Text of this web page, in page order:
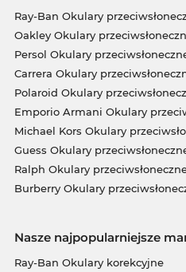
Ray-Ban Okulary
Oakley Okulary
Persol Okulary
Carrera Okulary
Polaroid Okulary
Emporio Armani Okulary
Michael Kors Okulary
Guess Okulary
Ralph Okulary
Burberry Okulary
Nasze najpopularniejsze
Ray-Ban Okulary korekcyjne